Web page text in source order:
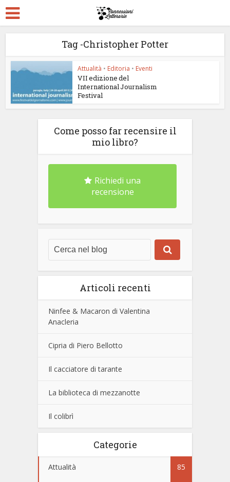
Tag -Christopher Potter
Attualità • Editoria • Eventi
VII edizione del
International Journalism
Festival
Come posso far recensire il
mio libro?
Richiedi una
recensione
Articoli recenti
Ninfee & Macaron di Valentina
Anacleria
Cipria di Piero Bellotto
Il cacciatore di tarante
La biblioteca di mezzanotte
Il colibrì
Categorie
Attualità 85